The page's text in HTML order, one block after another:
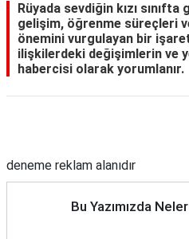
Rüyada sevdiğin kızı
gelişim, öğrenme süreçleri
önemini vurgulayan bir
ilişkilerdeki değişimlerin ve
habercisi olarak yorumlanır.
deneme reklam alanıdır
Bu Yazımızda